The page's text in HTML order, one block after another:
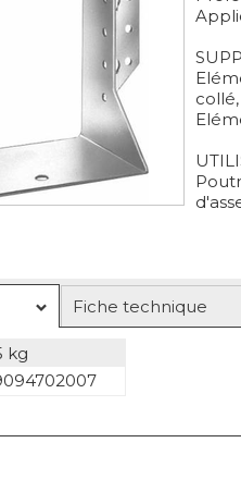
Fiche technique
kg